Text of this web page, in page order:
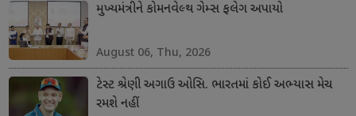
મુખ્યમંત્રીને કોમનવેલ્થ ગેમ્સ ફલેગ અપાયો
August 06, Thu, 2026
ટેસ્ટ શ્રેણી અગાઉ ઓસિ. ભારતમાં કોઈ અભ્યાસ મેચ
રમશે નહીં